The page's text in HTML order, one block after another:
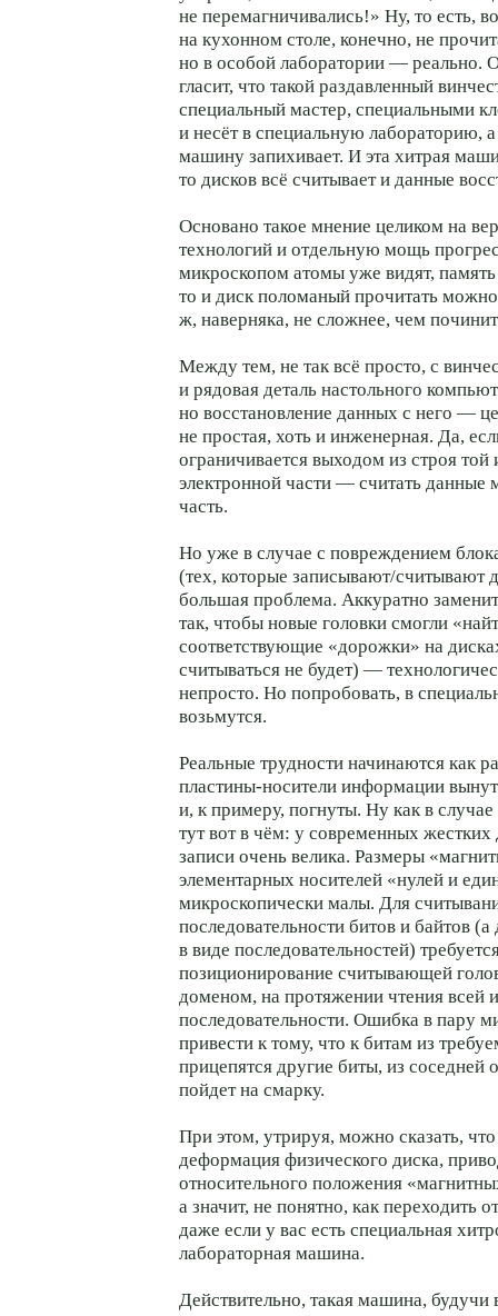
не перемагничивались!» Ну, то есть,
на кухонном столе, конечно, не
но в особой лаборатории — реально.
гласит, что такой раздавленный
специальный мастер, специальными
и несёт в специальную лабораторию,
машину запихивает. И эта хитрая
то дисков всё считывает и данные
Основано такое мнение целиком на
технологий и отдельную мощь
микроскопом атомы уже видят, память
то и диск поломаный прочитать
ж, наверняка, не сложнее, чем
Между тем, не так всё просто, с
и рядовая деталь настольного
но восстановление данных с него —
не простая, хоть и инженерная. Да,
ограничивается выходом из строя той
электронной части — считать данные
часть.
Но уже в случае с повреждением
(тех, которые записывают/считывают
большая проблема. Аккуратно
так, чтобы новые головки смогли
соответствующие «дорожки» на
считываться не будет) —
непросто. Но попробовать, в
возьмутся.
Реальные трудности начинаются как
пластины-носители информации
и, к примеру, погнуты. Ну как в
тут вот в чём: у современных жестких
записи очень велика. Размеры
элементарных носителей «нулей и
микроскопически малы. Для
последовательности битов и байтов
в виде последовательностей)
позиционирование считывающей
доменом, на протяжении чтения всей
последовательности. Ошибка в пару
привести к тому, что к битам из
прицепятся другие биты, из соседней
пойдет на смарку.
При этом, утрируя, можно сказать,
деформация физического диска,
относительного положения
а значит, не понятно, как переходить
даже если у вас есть специальная
лабораторная машина.
Действительно, такая машина, будучи